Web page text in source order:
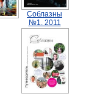
Соблазны
№1. 2011